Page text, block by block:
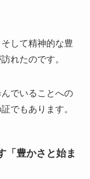
して精神的な豊
れたのです。
でいることへの
でもあります。
「豊かさと始ま